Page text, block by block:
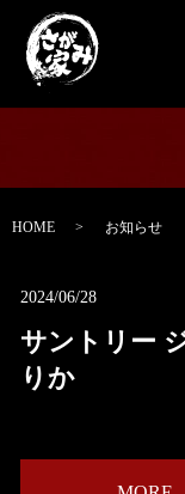
HOME お知らせ
2024/06/28
サントリー
りか